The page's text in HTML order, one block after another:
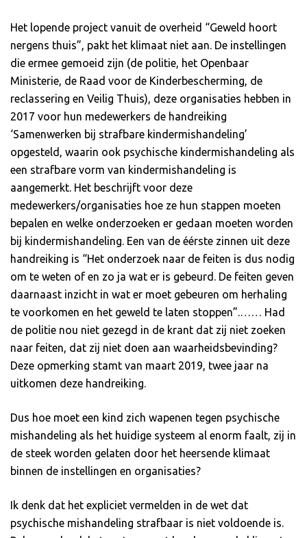
Het lopende project vanuit de overheid “Geweld hoort
nergens thuis”, pakt het klimaat niet aan. De instellingen
die ermee gemoeid zijn (de politie, het Openbaar
Ministerie, de Raad voor de Kinderbescherming, de
reclassering en Veilig Thuis), deze organisaties hebben in
2017 voor hun medewerkers de handreiking
‘Samenwerken bij strafbare kindermishandeling’
opgesteld, waarin ook psychische kindermishandeling als
een strafbare vorm van kindermishandeling is
aangemerkt. Het beschrijft voor deze
medewerkers/organisaties hoe ze hun stappen moeten
bepalen en welke onderzoeken er gedaan moeten worden
bij kindermishandeling. Een van de éérste zinnen uit deze
handreiking is “Het onderzoek naar de feiten is dus nodig
om te weten of en zo ja wat er is gebeurd. De feiten geven
daarnaast inzicht in wat er moet gebeuren om herhaling
te voorkomen en het geweld te laten stoppen”.…… Had
de politie nou niet gezegd in de krant dat zij niet zoeken
naar feiten, dat zij niet doen aan waarheidsbevinding?
Deze opmerking stamt van maart 2019, twee jaar na
uitkomen deze handreiking.
Dus hoe moet een kind zich wapenen tegen psychische
mishandeling als het huidige systeem al enorm faalt, zij in
de steek worden gelaten door het heersende klimaat
binnen de instellingen en organisaties?
Ik denk dat het expliciet vermelden in de wet dat
psychische mishandeling strafbaar is niet voldoende is.